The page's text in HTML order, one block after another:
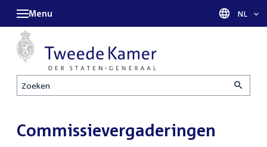
Zoeken
Menu Taal
NL
Commissievergaderingen